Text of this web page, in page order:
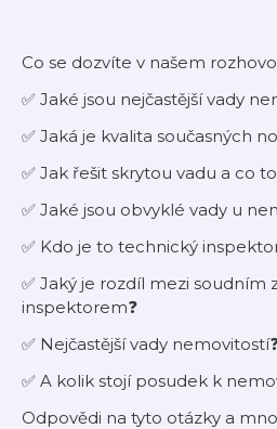
Co se dozvíte v našem
✅ Jaké jsou nejčastější vady
✅ Jaká je kvalita současných
✅ Jak řešit skrytou vadu a co to
✅ Jaké jsou obvyklé vady u
✅ Kdo je to technický
✅ Jaký je rozdíl mezi soudním
inspektorem❓
✅ Nejčastější vady
✅ A kolik stojí posudek k
Odpovědi na tyto otázky a